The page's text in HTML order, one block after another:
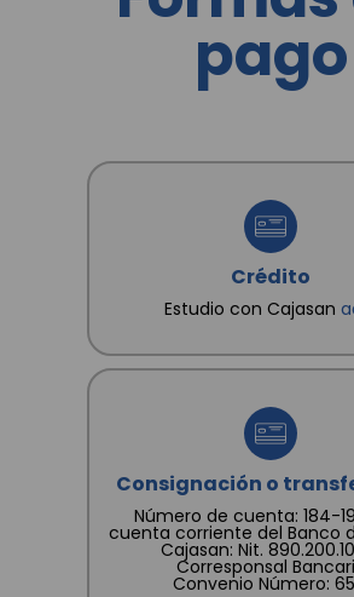
y revocar la autorización.
que suministro, para que CAJA
DE SUBSIDIO FAMILIAR
tratamiento conforme a las
pago
Crédito
Estudio con Cajasan
Consignación o
Número de cuenta: 184-
cuenta corriente del Banco
Cajasan: Nit.
Corresponsal
Convenio Número: